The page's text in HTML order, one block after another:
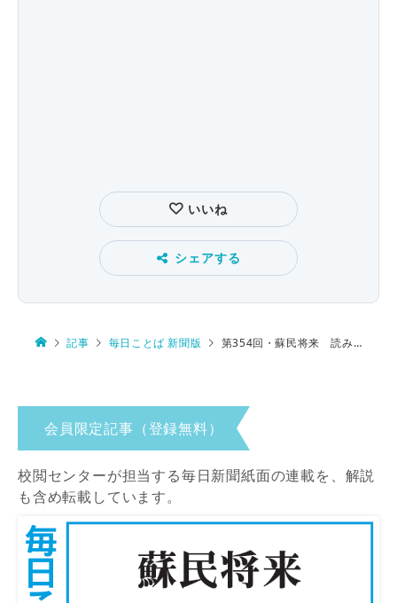
いいね
シェアする
記事 毎日ことば 新聞版 第354回・蘇民将来 読み方は…
会員限定記事（登録無料）
校閲センターが担当する毎日新聞紙面の連載を、解説
も含め転載しています。